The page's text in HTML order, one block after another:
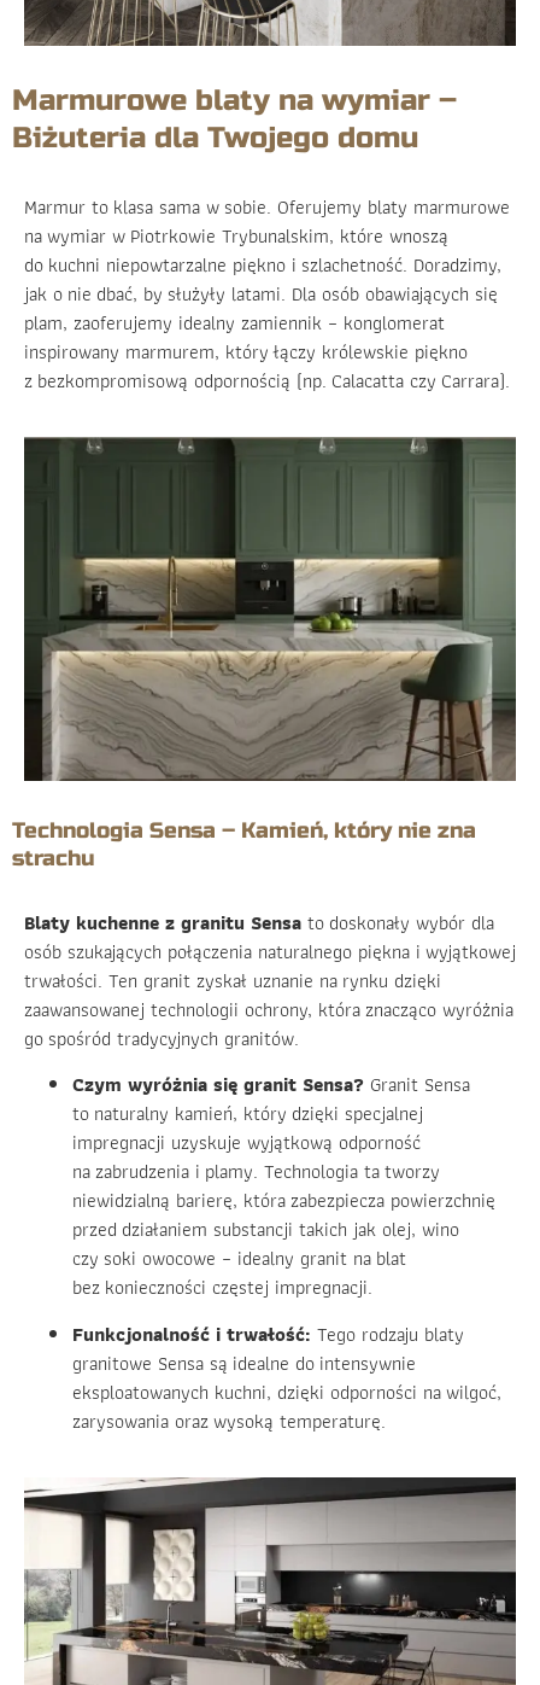
Marmurowe blaty na wymiar –
Biżuteria dla Twojego domu
Marmur to klasa sama w sobie. Oferujemy blaty marmurowe
na wymiar w Piotrkowie Trybunalskim, które wnoszą
do kuchni niepowtarzalne piękno i szlachetność. Doradzimy,
jak o nie dbać, by służyły latami. Dla osób obawiających się
plam, zaoferujemy idealny zamiennik – konglomerat
inspirowany marmurem, który łączy królewskie piękno
z bezkompromisową odpornością (np. Calacatta czy Carrara).
Technologia Sensa – Kamień, który nie zna
strachu
Blaty kuchenne z granitu Sensa to doskonały wybór dla
osób szukających połączenia naturalnego piękna i wyjątkowej
trwałości. Ten granit zyskał uznanie na rynku dzięki
zaawansowanej technologii ochrony, która znacząco wyróżnia
go spośród tradycyjnych granitów.
Czym wyróżnia się granit Sensa? Granit Sensa
to naturalny kamień, który dzięki specjalnej
impregnacji uzyskuje wyjątkową odporność
na zabrudzenia i plamy. Technologia ta tworzy
niewidzialną barierę, która zabezpiecza powierzchnię
przed działaniem substancji takich jak olej, wino
czy soki owocowe – idealny granit na blat
bez konieczności częstej impregnacji.
Funkcjonalność i trwałość: Tego rodzaju blaty
granitowe Sensa są idealne do intensywnie
eksploatowanych kuchni, dzięki odporności na wilgoć,
zarysowania oraz wysoką temperaturę.